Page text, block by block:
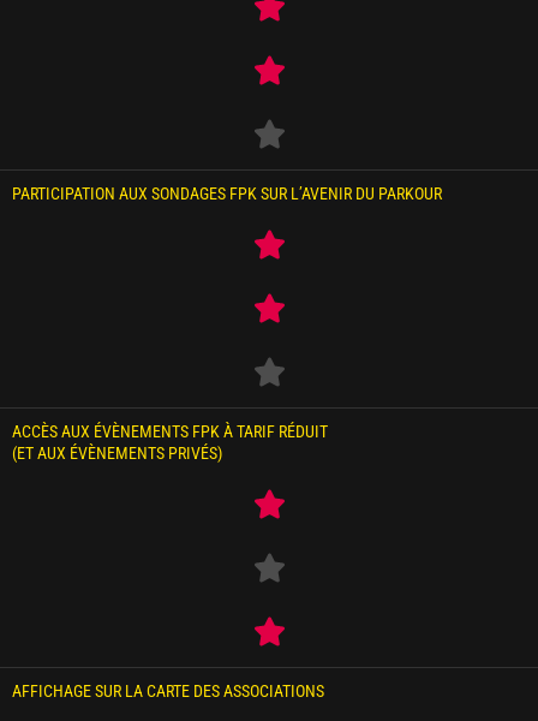
PARTICIPATION AUX SONDAGES FPK SUR L’AVENIR DU PARKOUR
ACCÈS AUX ÉVÈNEMENTS FPK À TARIF RÉDUIT
(ET AUX ÉVÈNEMENTS PRIVÉS)
AFFICHAGE SUR LA CARTE DES ASSOCIATIONS